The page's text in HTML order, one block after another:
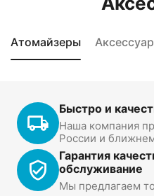
Атомайзеры
Быстро и
Наша компания
России и
Гарантия
обслуживание
Мы предлагаем